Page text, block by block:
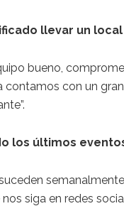
llevar un
bueno,
contamos con un
los últimos
siga en redes